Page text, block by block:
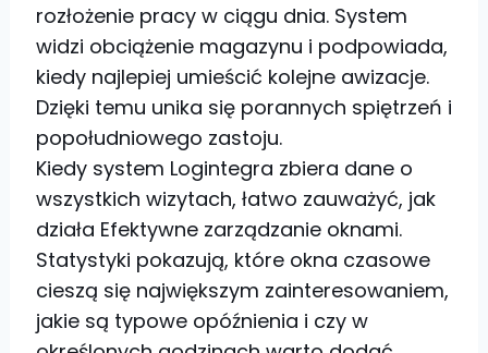
rozłożenie pracy w ciągu dnia. System
widzi obciążenie magazynu i podpowiada,
kiedy najlepiej umieścić kolejne awizacje.
Dzięki temu unika się porannych spiętrzeń i
popołudniowego zastoju.
Kiedy system Logintegra zbiera dane o
wszystkich wizytach, łatwo zauważyć, jak
działa Efektywne zarządzanie oknami.
Statystyki pokazują, które okna czasowe
cieszą się największym zainteresowaniem,
jakie są typowe opóźnienia i czy w